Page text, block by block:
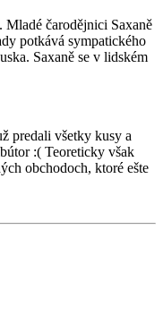
čarodějnici Saxaně
potkává sympatického
Saxaně se v lidském
predali všetky kusy a
:( Teoreticky však
obchodoch, ktoré ešte